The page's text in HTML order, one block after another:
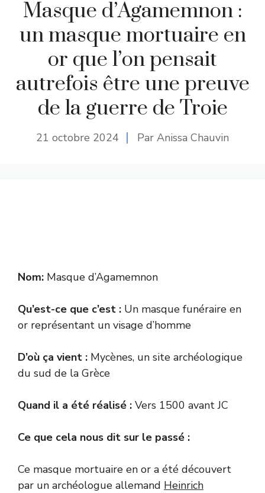
Masque d’Agamemnon :
un masque mortuaire en
or que l’on pensait
autrefois être une preuve
de la guerre de Troie
21 octobre 2024 Par Anissa Chauvin
Nom: Masque d’Agamemnon
Qu’est-ce que c’est : Un masque funéraire en
or représentant un visage d’homme
D’où ça vient : Mycènes, un site archéologique
du sud de la Grèce
Quand il a été réalisé : Vers 1500 avant JC
Ce que cela nous dit sur le passé :
Ce masque mortuaire en or a été découvert
par un archéologue allemand Heinrich